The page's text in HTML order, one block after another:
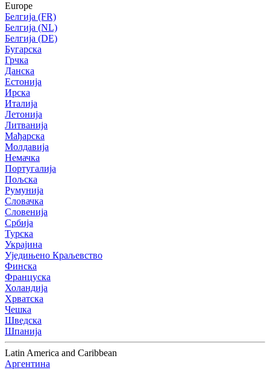
Europe
Белгија (FR)
Белгија (NL)
Белгија (DE)
Бугарска
Грчка
Данска
Естонија
Ирска
Италија
Летонија
Литванија
Мађарска
Молдавија
Немачка
Португалија
Пољска
Румунија
Словачка
Словенија
Србија
Турска
Украјина
Уједињено Краљевство
Финска
Француска
Холандија
Хрватска
Чешка
Шведска
Шпанија
Latin America and Caribbean
Аргентина